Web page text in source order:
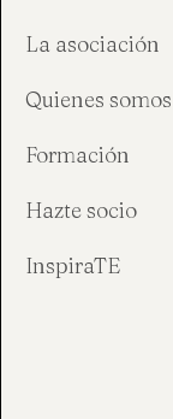
La asociación
Quienes somos
Formación
Hazte socio
InspiraTE